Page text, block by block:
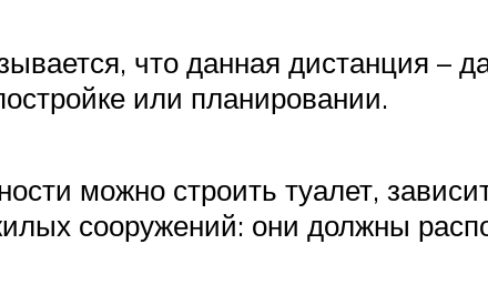
что данная дистанция –
или планировании.
можно строить туалет,
сооружений: они должны